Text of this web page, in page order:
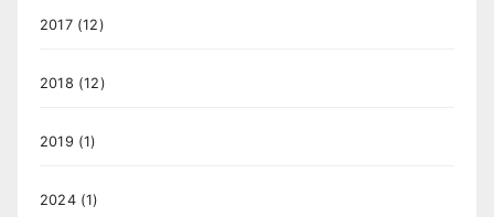
2017(12)
2018 (12)
2019 (1)
2024(1)